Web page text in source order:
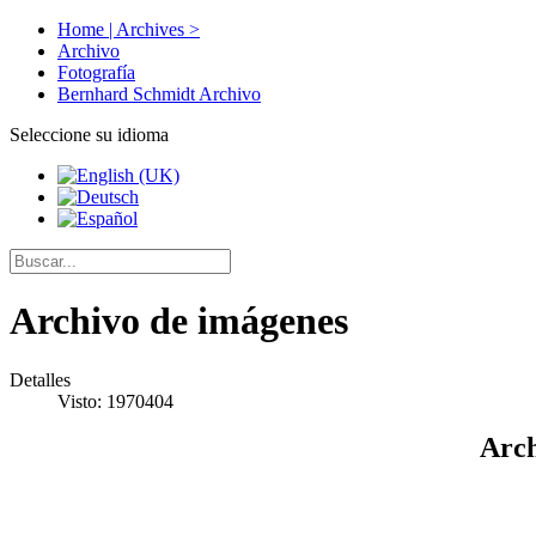
Home | Archives >
Archivo
Fotografía
Bernhard Schmidt Archivo
Seleccione su idioma
Archivo de imágenes
Detalles
Visto: 1970404